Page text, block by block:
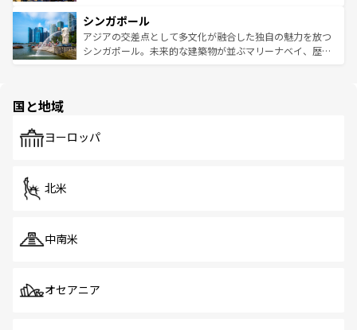
参照してほしい。
激する。気候は一年中温暖で、どの季節にも異なる楽しみ
が待っている。親しみやすいタイの人々、仏教を中心とし
た文化、そして多様な観光資源が、訪れる旅人を魅了し続
み、どこを訪れても感動するはず。観光スポットが密集し
ており、効率よく見どころを回れるのも魅力。息をのむよ
うな絶景から文化的な体験まで、香港を存分に楽しみ尽く
シンガポール
アジアの交差点として多文化が融合した独自の魅力を放つ
シンガポール。未来的な建築物が並ぶマリーナベイ、歴史
で、ホーカーズは地元の風情を楽しめる外せないスポット
国と地域
ヨーロッパ
北米
中南米
オセアニア